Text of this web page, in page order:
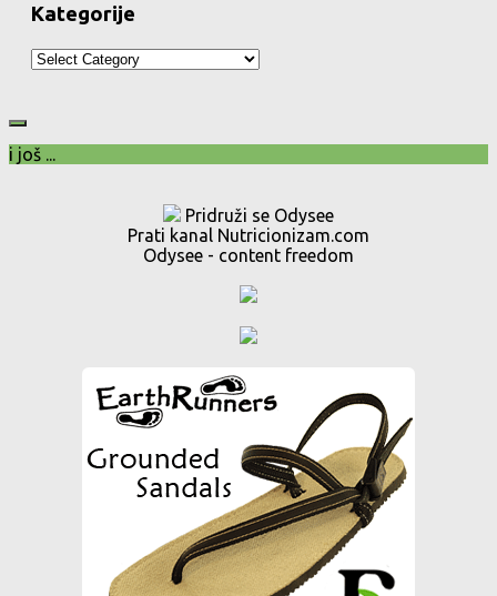
Kategorije
Kategorije
i još ...
Pridruži se Odysee
Prati kanal Nutricionizam.com
Odysee - content freedom